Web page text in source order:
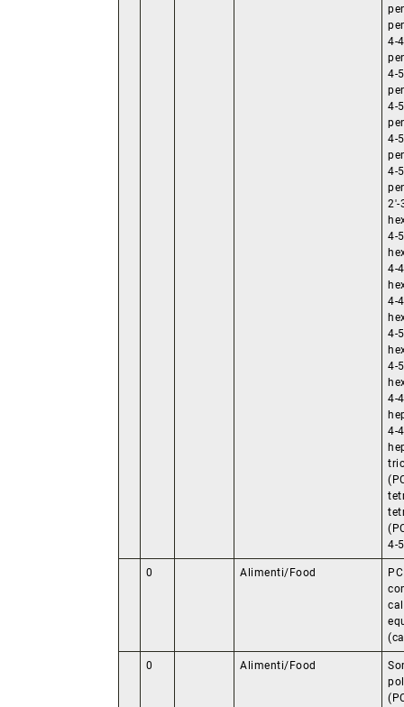
4-
4-
4-
4-
4-
2'-
4-
4-
4-
4-
4-
4-
4-
4-
0 Alimenti/Food
0 Alimenti/Food